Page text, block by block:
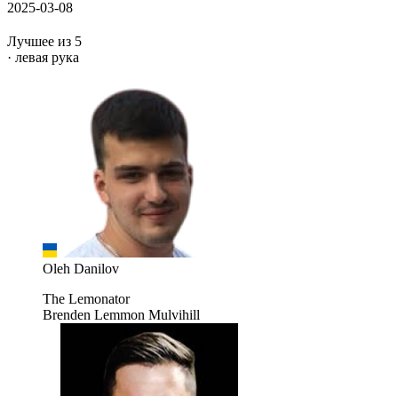
2025-03-08
Лучшее из 5
· левая рука
Oleh Danilov
The Lemonator
Brenden Lemmon Mulvihill